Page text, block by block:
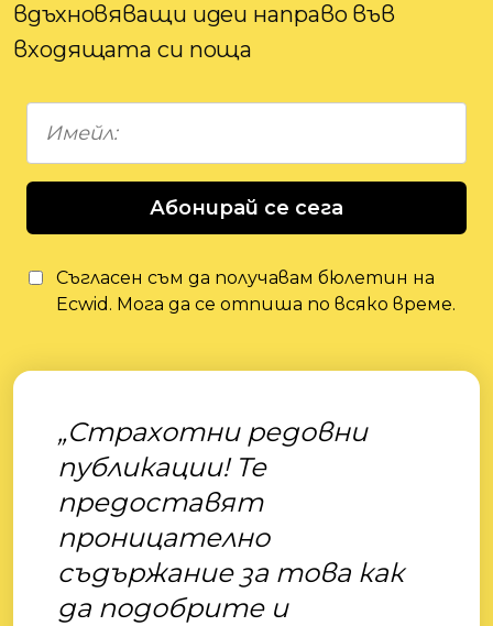
вдъхновяващи идеи направо във
входящата си поща
Абонирай се сега
Съгласен съм да получавам бюлетин на
Ecwid. Мога да се отпиша по всяко време.
„Страхотни редовни
публикации! Те
предоставят
проницателно
съдържание за това как
да подобрите и